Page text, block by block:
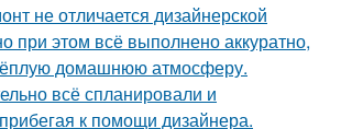
не отличается дизайнерской
при этом всё выполнено аккуратно,
домашнюю атмосферу.
всё спланировали и
к помощи дизайнера.